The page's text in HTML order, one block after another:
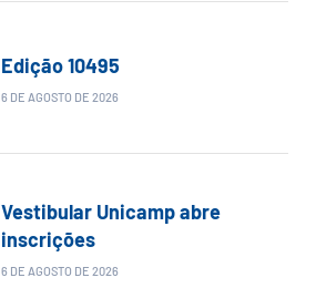
Edição 10495
6 DE AGOSTO DE 2026
Vestibular Unicamp abre
inscrições
6 DE AGOSTO DE 2026